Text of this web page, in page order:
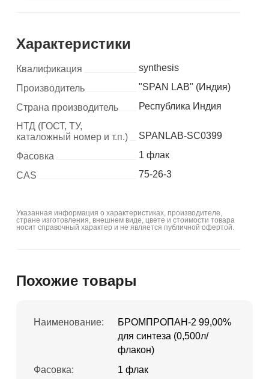
Характеристики
Квалификация
synthesis
Производитель
"SPAN LAB" (Индия)
Страна производитель
Республика Индия
НТД (ГОСТ, ТУ,
каталожный номер и т.п.)
SPANLAB-SC0399
Фасовка
1 флак
CAS
75-26-3
Указанная информация о характеристиках, производителе,
стране изготовления, внешнем виде, цвете и стоимости товара
носит справочный характер и не является публичной офертой.
Похожие товары
Наименование:
БРОМПРОПАН-2 99,00%
для синтеза (0,500л/
флакон)
Фасовка:
1 флак